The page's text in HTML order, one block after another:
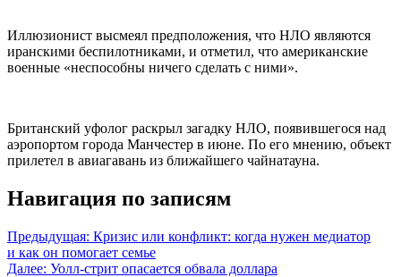
Иллюзионист высмеял предположения, что НЛО являются
иранскими беспилотниками, и отметил, что американские
военные «неспособны ничего сделать с ними».
Британский уфолог раскрыл загадку НЛО, появившегося над
аэропортом города Манчестер в июне. По его мнению, объект
прилетел в авиагавань из ближайшего чайнатауна.
Навигация по записям
Предыдущая: Кризис или конфликт: когда нужен медиатор
и как он помогает семье
Далее: Уолл-стрит опасается обвала доллара